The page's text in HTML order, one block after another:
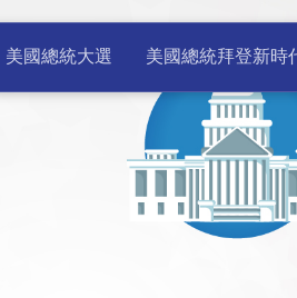
更新 | 美國總
美國總統大選 美國總統拜登新時